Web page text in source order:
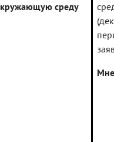
среду